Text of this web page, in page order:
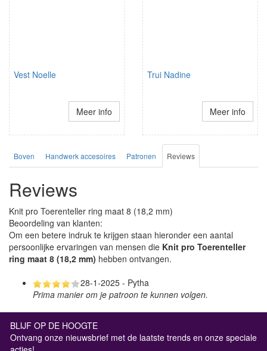
Vest Noelle
Meer info
Trui Nadine
Meer info
Boven Handwerk accesoires Patronen Reviews
Reviews
Knit pro Toerenteller ring maat 8 (18,2 mm)
Beoordeling van klanten:
Om een betere indruk te krijgen staan hieronder een aantal
persoonlijke ervaringen van mensen die Knit pro Toerenteller
ring maat 8 (18,2 mm) hebben ontvangen.
28-1-2025 - Pytha
Prima manier om je patroon te kunnen volgen.
BLIJF OP DE HOOGTE
Ontvang onze nieuwsbrief met de laatste trends en onze speciale